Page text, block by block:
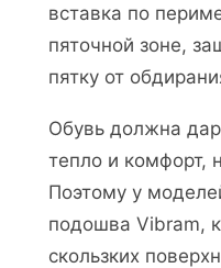
вставка по
пяточной зоне,
пятку от
Обувь должна
тепло и комфорт,
Поэтому у
подошва Vibram,
скользких